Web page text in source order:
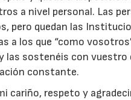
a nivel personal. Las
pero quedan las
a los que “como
las sostenéis con vuestro
constante.
cariño, respeto y